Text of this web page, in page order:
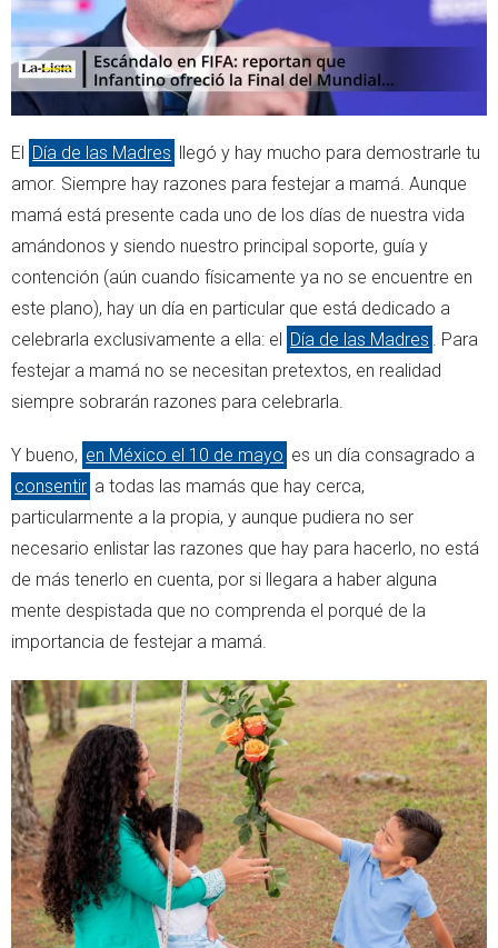
El Día de las Madres llegó y hay mucho para demostrarle tu
amor. Siempre hay razones para festejar a mamá. Aunque
mamá está presente cada uno de los días de nuestra vida
amándonos y siendo nuestro principal soporte, guía y
contención (aún cuando físicamente ya no se encuentre en
este plano), hay un día en particular que está dedicado a
celebrarla exclusivamente a ella: el Día de las Madres . Para
festejar a mamá no se necesitan pretextos, en realidad
siempre sobrarán razones para celebrarla.
Y bueno, en México el 10 de mayo es un día consagrado a
consentir a todas las mamás que hay cerca,
particularmente a la propia, y aunque pudiera no ser
necesario enlistar las razones que hay para hacerlo, no está
de más tenerlo en cuenta, por si llegara a haber alguna
mente despistada que no comprenda el porqué de la
importancia de festejar a mamá.